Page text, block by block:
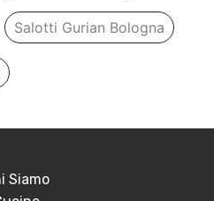
Salotti Gurian Bologna
Siamo